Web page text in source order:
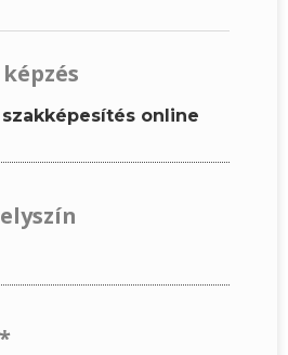
online
*